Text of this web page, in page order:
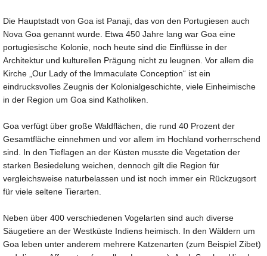
Die Hauptstadt von Goa ist Panaji, das von den Portugiesen auch
Nova Goa genannt wurde. Etwa 450 Jahre lang war Goa eine
portugiesische Kolonie, noch heute sind die Einflüsse in der
Architektur und kulturellen Prägung nicht zu leugnen. Vor allem die
Kirche „Our Lady of the Immaculate Conception“ ist ein
eindrucksvolles Zeugnis der Kolonialgeschichte, viele Einheimische
in der Region um Goa sind Katholiken.
Goa verfügt über große Waldflächen, die rund 40 Prozent der
Gesamtfläche einnehmen und vor allem im Hochland vorherrschend
sind. In den Tieflagen an der Küsten musste die Vegetation der
starken Besiedelung weichen, dennoch gilt die Region für
vergleichsweise naturbelassen und ist noch immer ein Rückzugsort
für viele seltene Tierarten.
Neben über 400 verschiedenen Vogelarten sind auch diverse
Säugetiere an der Westküste Indiens heimisch. In den Wäldern um
Goa leben unter anderem mehrere Katzenarten (zum Beispiel Zibet)